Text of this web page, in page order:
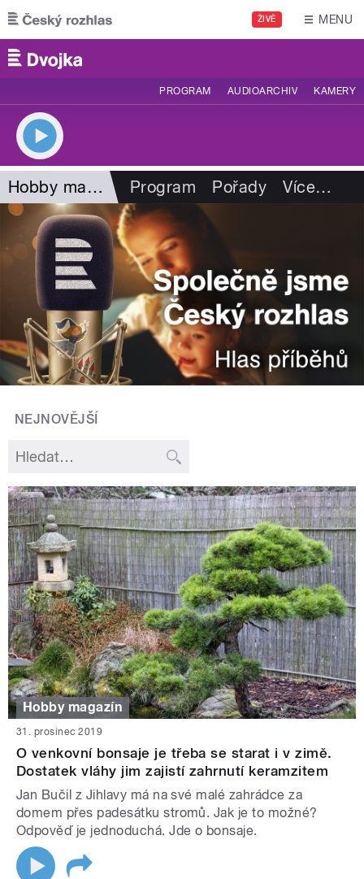
Přejít k hlavnímu obsahu
ŽIVĚ MENU
PROGRAM AUDIOARCHIV KAMERY
Hobby magazín Program Pořady Více…
NEJNOVĚJŠÍ
Hobby magazín
31. prosinec 2019
O venkovní bonsaje je třeba se starat i v zimě.
Dostatek vláhy jim zajistí zahrnutí keramzitem
Jan Bučil z Jihlavy má na své malé zahrádce za
domem přes padesátku stromů. Jak je to možné?
Odpověď je jednoduchá. Jde o bonsaje.